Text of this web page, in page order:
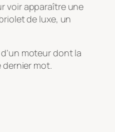
voir apparaître une
de luxe, un
moteur dont la
dernier mot.